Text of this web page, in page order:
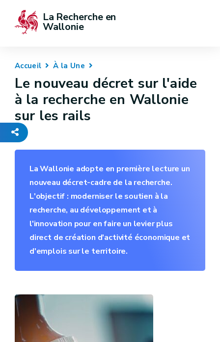
La Recherche en
Wallonie
Accueil À la Une
Le nouveau décret sur l'aide
à la recherche en Wallonie
sur les rails
-
La Wallonie adopte en première lecture un
nouveau décret-cadre de la recherche.
L'objectif : moderniser le soutien à la
recherche, au développement et à
l'innovation pour en faire un levier plus
direct de création d'activité économique et
d'emplois sur le territoire.